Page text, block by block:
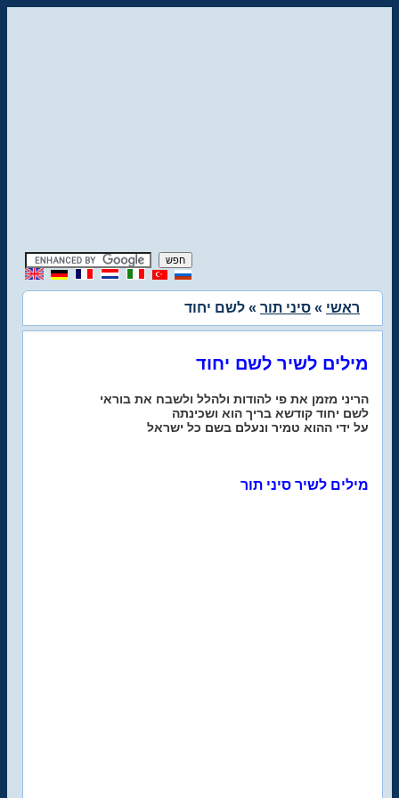
ראשי » סיני תור » לשם יחוד
מילים לשיר לשם יחוד
הריני מזמן את פי להודות ולהלל ולשבח את בוראי
לשם יחוד קודשא בריך הוא ושכינתה
על ידי ההוא טמיר ונעלם בשם כל ישראל
מילים לשיר סיני תור